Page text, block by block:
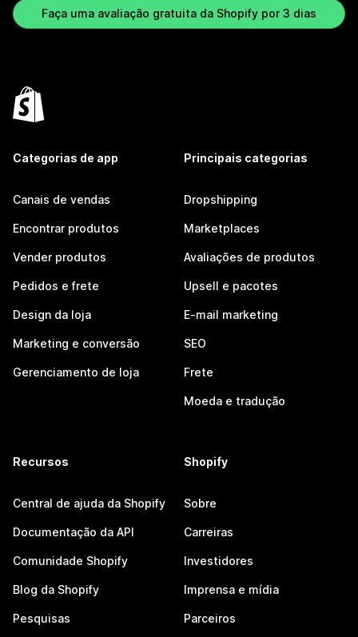
Faça uma avaliação gratuita da Shopify por 3 dias
Categorias de app
Canais de vendas
Encontrar produtos
Vender produtos
Pedidos e frete
Design da loja
Marketing e conversão
Gerenciamento de loja
Principais categorias
Dropshipping
Marketplaces
Avaliações de produtos
Upsell e pacotes
E-mail marketing
SEO
Frete
Moeda e tradução
Recursos
Central de ajuda da Shopify
Documentação da API
Comunidade Shopify
Blog da Shopify
Pesquisas
Shopify
Sobre
Carreiras
Investidores
Imprensa e mídia
Parceiros